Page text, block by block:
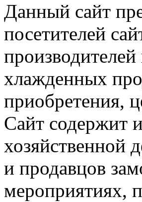
Данный сайт
посетителей
хлажденных
приобретения,
Сайт содержит
хозяйственной
и продавцов
мероприятиях,